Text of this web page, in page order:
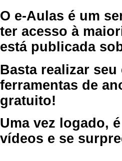
O e-Aulas é um
ter acesso à
está publicada
Basta realizar
ferramentas de
gratuito!
Uma vez logado,
vídeos e se